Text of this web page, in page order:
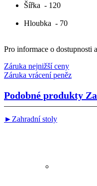
Šířka - 120
Hloubka - 70
Pro informace o dostupnosti
Záruka nejnižší ceny
Záruka vrácení peněz
Podobné produkty
►Zahradní stoly